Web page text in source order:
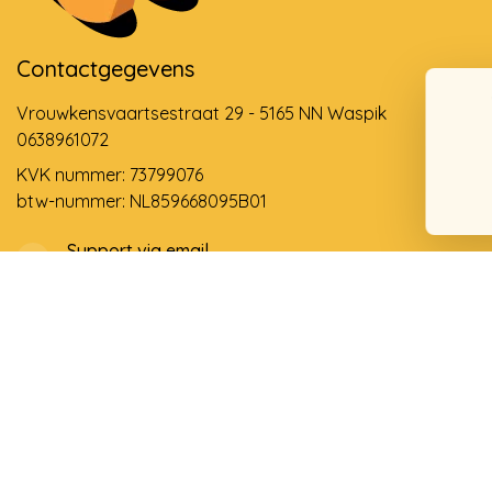
Contactgegevens
Vrouwkensvaartsestraat 29 - 5165 NN Waspik
0638961072
KVK nummer: 73799076
btw-nummer: NL859668095B01
Support via email